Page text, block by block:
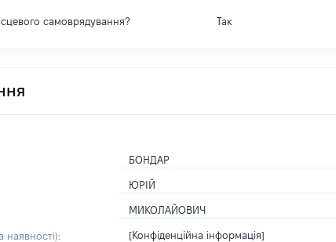
самоврядування? Так
БОНДАР
ЮРІЙ
МИКОЛАЙОВИЧ
наявності): [Конфіденційна інформація]